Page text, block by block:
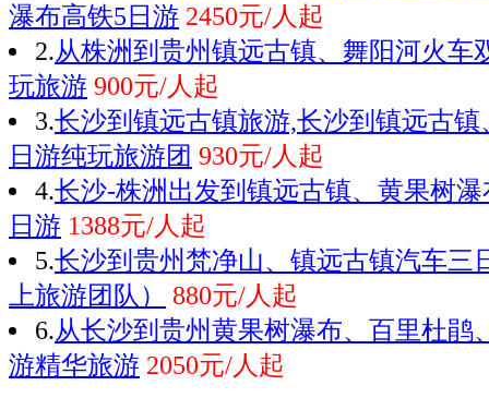
瀑布高铁5日游 2450元/人起
2.从株洲到贵州镇远古镇、舞阳河火车
玩旅游 900元/人起
3.长沙到镇远古镇旅游,长沙到镇远古镇
日游纯玩旅游团 930元/人起
4.长沙-株洲出发到镇远古镇、黄果树
日游 1388元/人起
5.长沙到贵州梵净山、镇远古镇汽车三
上旅游团队）
880元/人起
6.从长沙到贵州黄果树瀑布、百里杜鹃
游精华旅游 2050元/人起